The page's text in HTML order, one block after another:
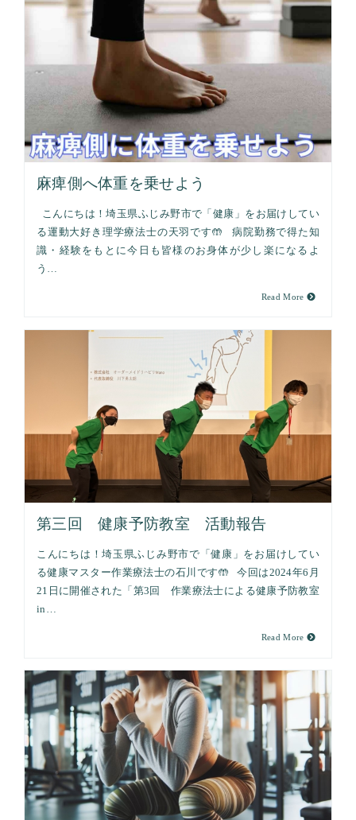
麻痺側へ体重を乗せよう
こんにちは！埼玉県ふじみ野市で「健康」をお届けしてい
る運動大好き理学療法士の天羽です🤲 病院勤務で得た知
識・経験をもとに今日も皆様のお身体が少し楽になるよ
う…
Read More
第三回 健康予防教室 活動報告
こんにちは！埼玉県ふじみ野市で「健康」をお届けしてい
る健康マスター作業療法士の石川です🤲 今回は2024年6月
21日に開催された「第3回 作業療法士による健康予防教室
in…
Read More